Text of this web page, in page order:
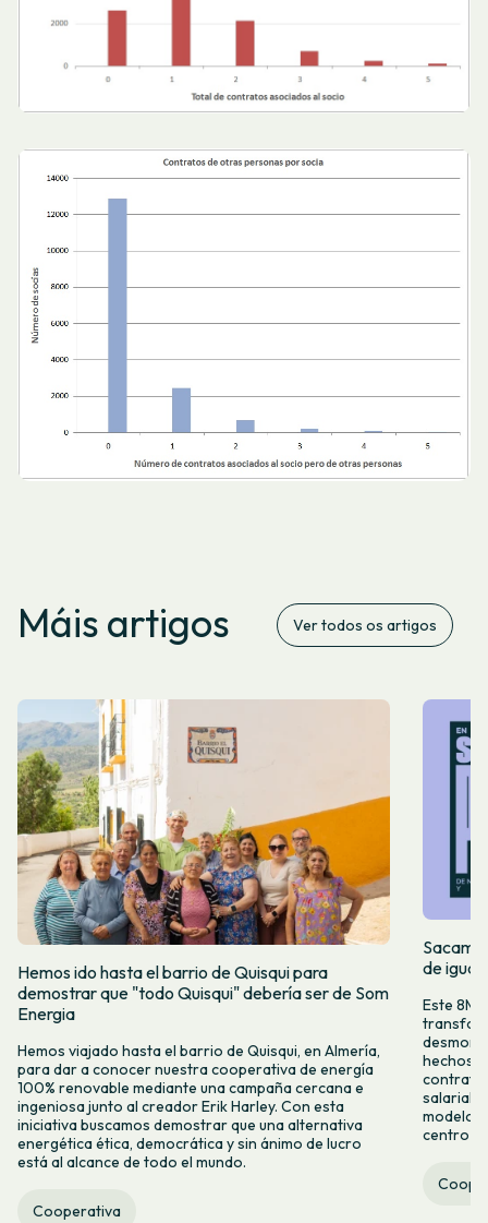
Máis artigos Ver todos os artigos
Hemos ido hasta el barrio de Quisqui para
demostrar que "todo Quisqui" debería ser de Som
Energia
Hemos viajado hasta el barrio de Quisqui, en Almería,
para dar a conocer nuestra cooperativa de energía
100% renovable mediante una campaña cercana e
ingeniosa junto al creador Erik Harley. Con esta
iniciativa buscamos demostrar que una alternativa
energética ética, democrática y sin ánimo de lucro
está al alcance de todo el mundo.
Cooperativa
de
Este 8M,
hechos y
salarial y
modelo
centro